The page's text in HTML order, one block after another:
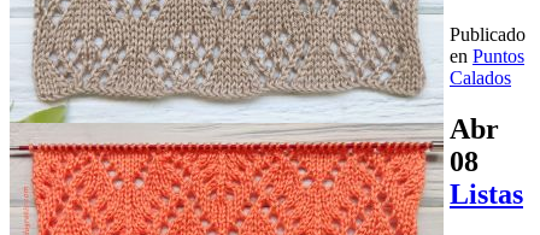
Publicado
en Puntos
Calados
Abr
08
Listas